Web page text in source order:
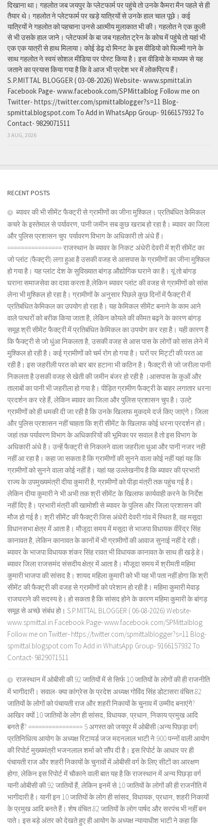
दिखाना था। गहलोत जब जयपुर के प्लेटफार्म पर पहुंचे तो उनके कैमरा मैन पहले से ही
तैयार थे। गहलोत ने प्लेटफार्म पर खड़े यात्रियों से उनके हाल चाल पूछे। कई
यात्रियों ने गहलोत को पहचाना उनसे आत्मीय मुलाकात भी की। गहलोत ने एक कुली
से भी उसके हाल जाने। प्लेटफार्म के बा जब गहलोत ट्रेन के कोच में पहुंचे तो यहां भी
एक एक यात्री से हाथ मिलाया। कोई डेढ़ दो मिनट के इस वीडियो को फिल्मी गाने के
साथ गहलोत ने स्वयं सोशल मीडिया पर पोस्ट किया है। इस वीडियो के माध्यम से यह
जताने का प्रयास किया गया है कि वे आज भी प्रदेश भर में लोकप्रिय हैं।
S.P.MITTAL BLOGGER ( 03-08-2026) Website- www.spmittal.in
Facebook Page- www.facebook.com/SPMittalblog Follow me on
Twitter- https://twitter.com/spmittalblogger?s=11 Blog-
spmittal.blogspot.com To Add in WhatsApp Group- 9166157932 To
Contact- 9829071511
3 AUG, 2026
RECENT POSTS
ब्यावर की भी सीमेंट फैक्ट्री से ग्रामीणों का जीना मुश्किल। प्रतिबंधित केमिकल
कचरे के इस्तेमाल से पर्यावरण, पानी जमीन सब कुछ खराब हो रहा है। ब्यावर का जिला
और पुलिस प्रशासन चुप: पर्यावरण विभाग के अधिकारी तो अंधे हैं।
================ राजस्थान के ब्यावर के निकट अंधेरी देवरी में श्री सीमेंट का
जो प्लांट (फैक्ट्री) लगा हुआ है उसकी वजह से आसपास के ग्रामीणों का जीना मुश्किल
हो गया है। यह प्लांट देश के सुविख्यात बांगड़ औद्योगिक घराने का है। यूं तो बांगड़
घराना समाजसेवा का दावा करता है,लेकिन ब्यावर प्लांट की वजह से ग्रामीणों को सांस
लेना भी मुश्किल हो रहा है। ग्रामीणों के अनुसार पिछले कुछ दिनों में फैक्ट्री में
प्रतिबंधित केमिकल का उपयोग हो रहा है। यह केमिकल सीमेंट बनाने के काम आने
वाले पत्थरों को बरीक किया जाता है, लेकिन कोयले की कीमत बढ़ने के कारण बांगड़
समूह श्री सीमेंट फैक्ट्री में प्रतिबंधित केमिकल का उपयोग कर रहा है। यही कारण है
कि फैक्ट्री से जो धुंआ निकलता है, उसकी वजह से आस पास के लोगों को सांस लेने में
मुश्किल हो रही है। कई ग्रामीणों को चर्म रोग हो गया है। घरों पर मिट्टी की परत आ
रही है। इस जहरीली परत को बार बार हटाना भी कठिन है। फैक्ट्री से जो जरीला पानी
निकलता है उसकी वजह से खेती की जमीन बंजर हो रही है ।आसपास के कुओं और
तालाबों का पानी भी जहरीला हो गया है। पीड़ित ग्रामीण फैक्ट्री के बाहर लगातार धरना
प्रदर्शन कर रहे हैं, लेकिन ब्यावर का जिला और पुलिस प्रशासन चुप है। उल्टे
ग्रामीणों को ही धमकी दी जा रही है कि उनके खिलाफ मुकदमे दर्ज किए जाएंगे। जिला
और पुलिस प्रशासन नहीं चाहता कि श्री सीमेंट के खिलाफ कोई धरना प्रदर्शन हो।
जहां तक पर्यावरण विभाग के अधिकारियों की भूमिका पर सवाल है तो इस विभाग के
अधिकारी अंधे है। उन्हें फैक्ट्री से निकलने वाला जहरीला धुआ और पानी नजर नही
नहीं आ रहा है। कहा जा सकता है कि ग्रामीणों की सुनने वाला कोई नहीं यहां यह कि
ग्रामीणों को सुनने वाला कोई नहीं है। यहां यह उल्लेखनीय है कि ब्यावर की प्रभारी
राज्य के उपमुख्यमंत्री दीया कुमारी है, ग्रामीणों को पीड़ा मंत्री तक पहुंच गई है।
लेकिन दीया कुमारी ने भी अभी तक श्री सीमेंट के खिलाफ कार्यवाही करने के निर्देश
नहीं दिए है। प्रभारी मंत्री की खामोशी से ब्यावर के पुलिस और जिला प्रशासन की
मौज हो गई है। श्री सीमेंट की फैक्ट्री जिस अंधेरी देवरी गांव में स्थित है, वह मसूदा
विधानसभा क्षेत्र में आता है। मौजूदा समय में मसूदा से भाजपा विधायक वीरेंद्र सिंह
कानावत है, लेकिन कानावत के कानों में भी ग्रामीणों की आवाज सुनाई नहीं दे रही।
ब्यावर के भाजपा विधायक शंकर सिंह रावत भी विधायक कानावत के साथ ही खड़े हे।
ब्यावर जिला राजसमंद संसदीय क्षेत्र में आता है। मौजूदा समय में श्रीमती महिमा
कुमारी भाजपा की सांसद है। शायद महिला कुमारी को भी यह भी पता नहीं होगा कि श्री
सीमेंट की फैक्ट्री की वजह से ग्रामीणों को परेशान हो रही है। महिमा कुमारी मेवाड़
राजघराने की सदस्य हे। हो सकता है कि सांसद होने के कारण महिमा कुमारी के बांगड़
समूह से अच्छे संबंध हो। S.P.MITTAL BLOGGER ( 06-08-2026) Website-
www.spmittal.in Facebook Page- www.facebook.com/SPMittalblog
Follow me on Twitter- https://twitter.com/spmittalblogger?s=11 Blog-
spmittal.blogspot.com To Add in WhatsApp Group- 9166157932 To
Contact- 9829071511
राजस्थान में ओबीसी की 92 जातियों में से सिर्फ 10 जातियों के लोगों की ही राजनीति
में भागीदारी। सवाल- क्या कांग्रेस के प्रदेश अध्यक्ष गोविंद सिंह डोटासरा वंचित 82
जातियों के लोगों को पंचायती राज और शहरी निकायों के चुनाव में उम्मीद बनाएंगे?
आखिर क्यों 10 जातियों के लोग ही सांसद, विधायक, प्रधान, निकाय प्रमुख आदि
बनते हैं? ================ 5 अगस्त को जयपुर में ओबीसी (अन्य पिछड़ा वर्ग)
प्रतिनिधित्व आयोग के अध्यक्ष रिटायर्ड जज मदनलाल भाटी ने 900 पन्नों वाली आयोग
की रिपोर्ट मुख्यमंत्री भजनलाल शर्मा को सौंप दी है। इस रिपोर्ट के आधार पर ही
पंचायती राज और शहरी निकायों के चुनावों में ओबीसी वर्ग के लिए सीटों का आरक्षण
होगा, लेकिन इस रिपोर्ट में चौकाने वाली बात यह है कि राजस्थान में अन्य पिछड़ा वर्ग
यानी ओबीसी की 92 जातियों हैं, लेकिन इनमें से 10 जातियों के लोगों की ही राजनीति में
भागीदारी है। यानी इन 10 जातियों के लोग ही सांसद, विधायक, प्रधान, शहरी निकायों
के प्रमुख आदि बनते हैं। शेष वंचित 82 जातियों के लोग पार्षद और सरपंच भी नहीं बन
पाते। इस बड़े अंतर को देखते हुए ही आयोग के अध्यक्ष न्यायाधीश भाटी ने कहा कि